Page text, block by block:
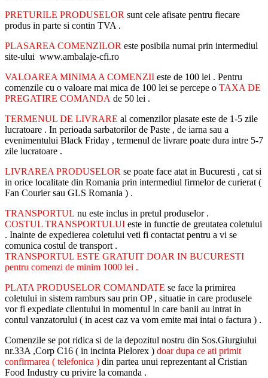
PRETURILE PRODUSELOR sunt cele afisate pentru fiecare
produs in parte si contin TVA .
PLASAREA COMENZILOR este posibila numai prin intermediul
site-ului www.ambalaje-cfi.ro
VALOAREA MINIMA A COMENZII este de 100 lei . Pentru
comenzile cu o valoare mai mica de 100 lei se percepe o TAXA DE
PREGATIRE COMANDA de 50 lei .
TERMENUL DE LIVRARE al comenzilor plasate este de 1-5 zile
lucratoare . In perioada sarbatorilor de Paste , de iarna sau a
evenimentului Black Friday , termenul de livrare poate dura intre 5-7
zile lucratoare .
LIVRAREA PRODUSELOR se poate face atat in Bucuresti , cat si
in orice localitate din Romania prin intermediul firmelor de curierat (
Fan Courier sau GLS Romania ) .
TRANSPORTUL nu este inclus in pretul produselor .
COSTUL TRANSPORTULUI este in functie de greutatea coletului
. Inainte de expedierea coletului veti fi contactat pentru a vi se
comunica costul de transport .
TRANSPORTUL ESTE GRATUIT DOAR IN BUCURESTI
pentru comenzi de minim 1000 lei .
PLATA PRODUSELOR COMANDATE se face la primirea
coletului in sistem ramburs sau prin OP , situatie in care produsele
vor fi expediate clientului in momentul in care banii au intrat in
contul vanzatorului ( in acest caz va vom emite mai intai o factura ) .
Comenzile se pot ridica si de la depozitul nostru din Sos.Giurgiului
nr.33A ,Corp C16 ( in incinta Pielorex ) doar dupa ce ati primit
confirmarea ( telefonica ) din partea unui reprezentant al Cristian
Food Industry cu privire la comanda .